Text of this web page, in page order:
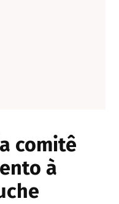
comitê
à